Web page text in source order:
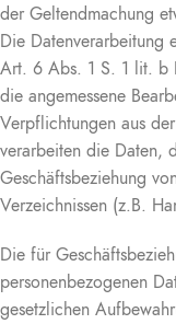
der Geltendmachung
Die Datenverarbeitung
Art. 6 Abs. 1 S. 1 lit. b
die angemessene
Verpflichtungen aus
verarbeiten die Daten,
Geschäftsbeziehung
Verzeichnissen (z.B.
Die für
personenbezogenen
gesetzlichen